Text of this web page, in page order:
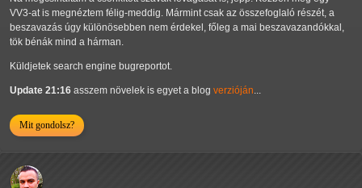
VV3-at is megnéztem félig-meddig. Mármint csak az összefoglaló részét, a
beszavazás úgy különösebben nem érdekel, főleg a mai beszavazandókkal,
tök bénák mind a hárman.
Küldjetek search engine bugreportot.
Update 21:16 asszem növelek is egyet a blog verzióján
Mit gondolsz?